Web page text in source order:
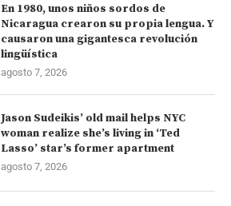
En 1980, unos niños sordos de
Nicaragua crearon su propia lengua. Y
causaron una gigantesca revolución
lingüística
agosto 7, 2026
Jason Sudeikis’ old mail helps NYC
woman realize she’s living in ‘Ted
Lasso’ star’s former apartment
agosto 7, 2026